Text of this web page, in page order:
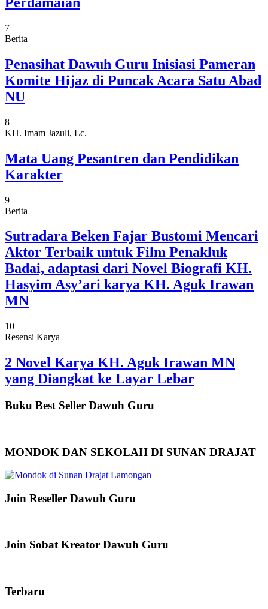
7
Berita
Penasihat Dawuh Guru Inisiasi Pameran
Komite Hijaz di Puncak Acara Satu Abad
NU
8
KH. Imam Jazuli, Lc.
Mata Uang Pesantren dan Pendidikan
Karakter
9
Berita
Sutradara Beken Fajar Bustomi Mencari
Aktor Terbaik untuk Film Penakluk
Badai, adaptasi dari Novel Biografi KH.
Hasyim Asy’ari karya KH. Aguk Irawan
MN
10
Resensi Karya
2 Novel Karya KH. Aguk Irawan MN
yang Diangkat ke Layar Lebar
Buku Best Seller Dawuh Guru
MONDOK DAN SEKOLAH DI SUNAN DRAJAT
Join Reseller Dawuh Guru
Join Sobat Kreator Dawuh Guru
Terbaru